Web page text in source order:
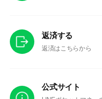
返済する
返済はこちらから
公式サイト